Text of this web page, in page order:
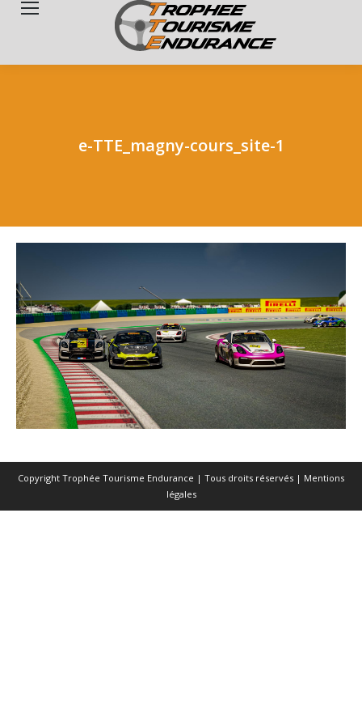
e-TTE_magny-cours_site-1
Copyright Trophée Tourisme Endurance | Tous droits réservés | Mentions
légales